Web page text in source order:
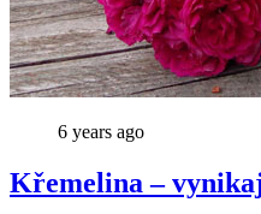
6 years ago
Křemelina –